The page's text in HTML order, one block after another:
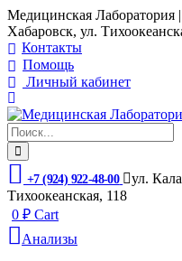
Медицинская Лаборатория
Хабаровск, ул.
Контакты
Помощь
Личный кабинет
+7 (924) 922-48-00 ул.
Тихоокеанская, 118
0 ₽ Cart
Анализы